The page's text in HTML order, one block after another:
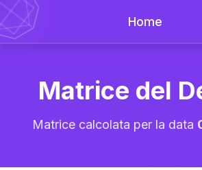
Home
Matrice del
Matrice calcolata per la data